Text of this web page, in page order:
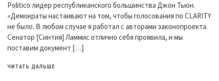
Politico лидер республиканского большинства Джон Тьюн.
«Демократы настаивают на том, чтобы голосования по CLARITY
не было. В любом случае я работал с авторами законопроекта.
Сенатор [Синтия] Ламмис отлично себя проявила, и мы
поставим документ […]
ЧИТАТЬ ДАЛЬШЕ